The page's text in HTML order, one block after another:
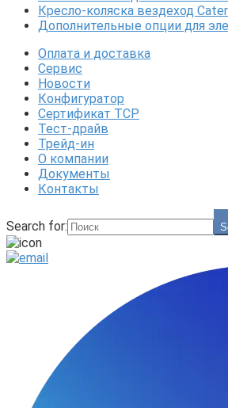
Кресло-коляска вездеход
Дополнительные опции для
Оплата и доставка
Сервис
Новости
Конфигуратор
Сертификат ТСР
Тест-драйв
Трейд-ин
О компании
Документы
Контакты
Search for: